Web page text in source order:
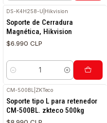
DS-K4H258-U Hikvision
Soporte de Cerradura
Magnética, Hikvision
$6.990 CLP
Cantidad
CM-500BL ZKTeco
Soporte tipo L para retenedor
CM-500BL. zkteco 500kg